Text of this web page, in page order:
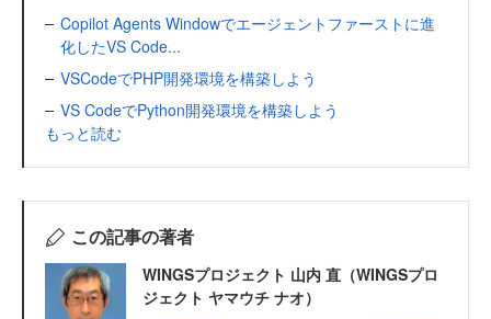
Copilot Agents Windowでエージェントファーストに進
化したVS Code...
VSCodeでPHP開発環境を構築しよう
VS CodeでPython開発環境を構築しよう
もっと読む
この記事の著者
WINGSプロジェクト 山内 直（WINGSプロ
ジェクト ヤマウチ ナオ）